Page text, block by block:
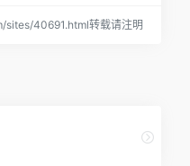
40691.html转载请注明